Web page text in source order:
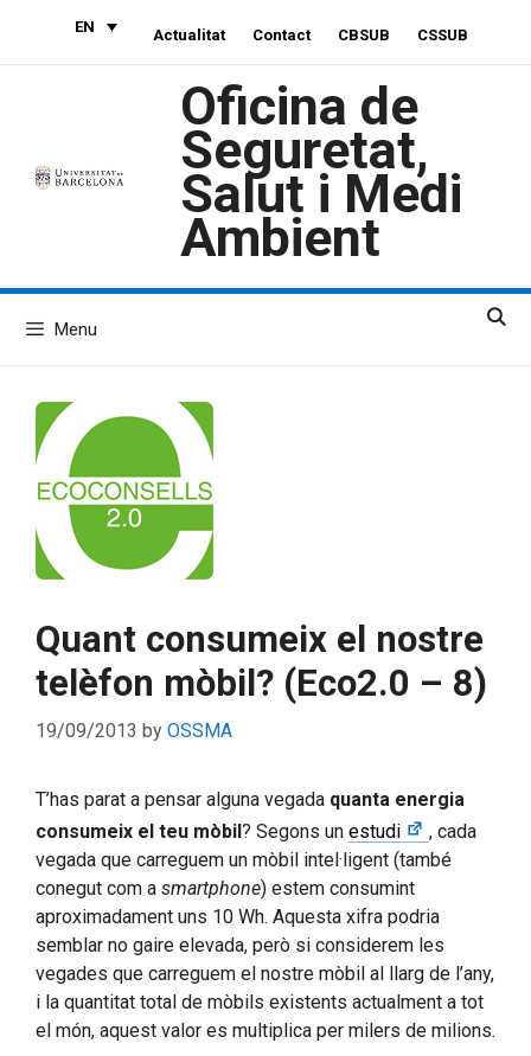
EN Actualitat Contact CBSUB CSSUB
Oficina de
Seguretat,
Salut i Medi
Ambient
Menu
Quant consumeix el nostre
telèfon mòbil? (Eco2.0 – 8)
19/09/2013 by OSSMA
T’has parat a pensar alguna vegada quanta energia
consumeix el teu mòbil? Segons un estudi
, cada
vegada que carreguem un mòbil intel·ligent (també
conegut com a smartphone) estem consumint
aproximadament uns 10 Wh. Aquesta xifra podria
semblar no gaire elevada, però si considerem les
vegades que carreguem el nostre mòbil al llarg de l’any,
i la quantitat total de mòbils existents actualment a tot
el món, aquest valor es multiplica per milers de milions.